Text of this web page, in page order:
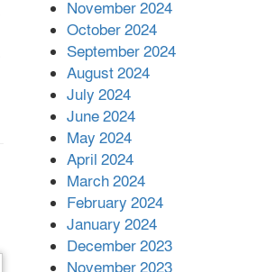
বান্দরবানে বন্যায়
মাঝে সহায়তা
জেরী
November 2024
October 2024
September 2024
August 2024
July 2024
June 2024
May 2024
April 2024
March 2024
February 2024
January 2024
December 2023